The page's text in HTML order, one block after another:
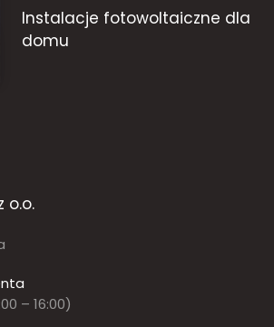
Instalacje fotowoltaiczne dla
domu
o.o.
– 16:00)